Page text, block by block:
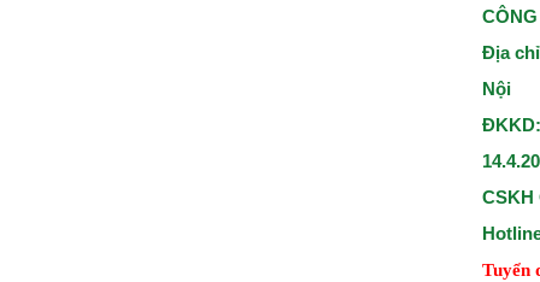
Địa
Nội
CSKH
Tuyển